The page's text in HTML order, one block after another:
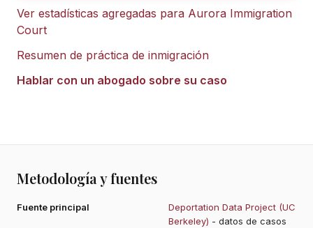
Ver estadísticas agregadas para Aurora Immigration
Court
Resumen de práctica de inmigración
Hablar con un abogado sobre su caso
Metodología y fuentes
Fuente principal
Deportation Data Project (UC
Berkeley) - datos de casos